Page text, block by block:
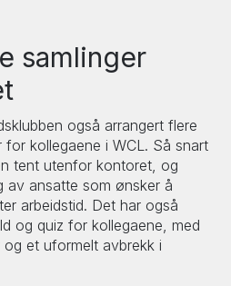
samlinger
også arrangert flere
for kollegaene i WCL. Så snart
tent utenfor kontoret, og
av ansatte som ønsker å
arbeidstid. Det har også
og quiz for kollegaene, med
et uformelt avbrekk i